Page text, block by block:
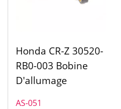
Honda CR-Z 30520-
RB0-003 Bobine
D'allumage
AS-051